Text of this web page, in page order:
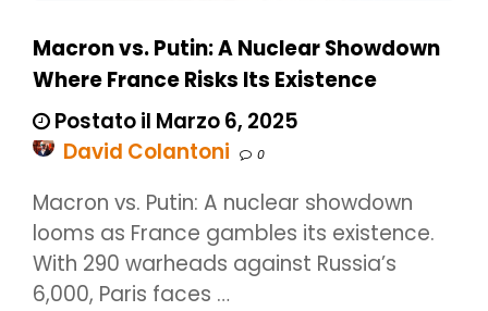
Macron vs. Putin: A Nuclear Showdown
Where France Risks Its Existence
Postato il Marzo 6, 2025
David Colantoni
0
Macron vs. Putin: A nuclear showdown
looms as France gambles its existence.
With 290 warheads against Russia’s
6,000, Paris faces …